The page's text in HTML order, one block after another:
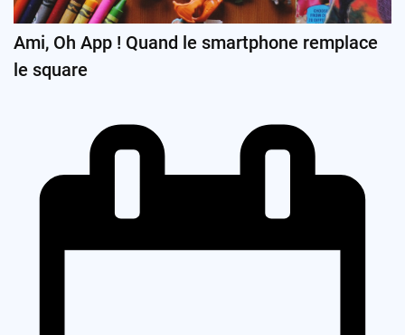
Ami, Oh App ! Quand le smartphone remplace
le square